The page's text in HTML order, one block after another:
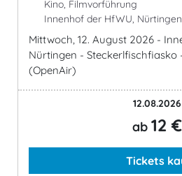
Kino, Filmvorführung
Innenhof der HfWU, Nürtingen
Mittwoch, 12. August 2026 -
Nürtingen - Steckerlfischfiasko
(OpenAir)
12.08.2026
ab 12 €
Tickets